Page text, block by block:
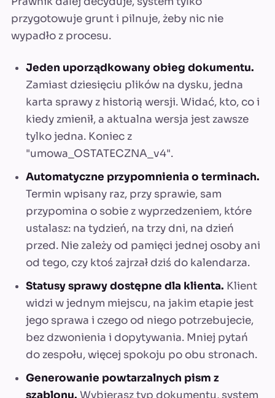
przygotowuje grunt i pilnuje, żeby nic nie
wypadło z procesu.
Jeden uporządkowany obieg dokumentu.
Zamiast dziesięciu plików na dysku, jedna
karta sprawy z historią wersji. Widać, kto, co i
kiedy zmienił, a aktualna wersja jest zawsze
tylko jedna. Koniec z
"umowa_OSTATECZNA_v4".
Automatyczne przypomnienia o terminach.
Termin wpisany raz, przy sprawie, sam
przypomina o sobie z wyprzedzeniem, które
ustalasz: na tydzień, na trzy dni, na dzień
przed. Nie zależy od pamięci jednej osoby ani
od tego, czy ktoś zajrzał dziś do kalendarza.
Statusy sprawy dostępne dla klienta. Klient
widzi w jednym miejscu, na jakim etapie jest
jego sprawa i czego od niego potrzebujecie,
bez dzwonienia i dopytywania. Mniej pytań
do zespołu, więcej spokoju po obu stronach.
Generowanie powtarzalnych pism z
szablonu. Wybierasz typ dokumentu, system